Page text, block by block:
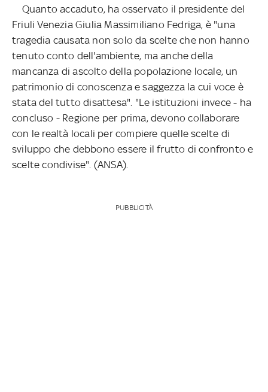
Quanto accaduto, ha osservato il presidente del
Friuli Venezia Giulia Massimiliano Fedriga, è "una
tragedia causata non solo da scelte che non hanno
tenuto conto dell'ambiente, ma anche della
mancanza di ascolto della popolazione locale, un
patrimonio di conoscenza e saggezza la cui voce è
stata del tutto disattesa". "Le istituzioni invece - ha
concluso - Regione per prima, devono collaborare
con le realtà locali per compiere quelle scelte di
sviluppo che debbono essere il frutto di confronto e
scelte condivise". (ANSA).
PUBBLICITÀ